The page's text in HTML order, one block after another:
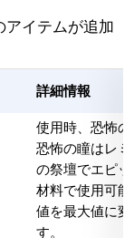
アイテムが追加
詳細情報
使用時、恐怖
恐怖の瞳はレ
の祭壇でエピ
材料で使用可
値を最大値に
す。